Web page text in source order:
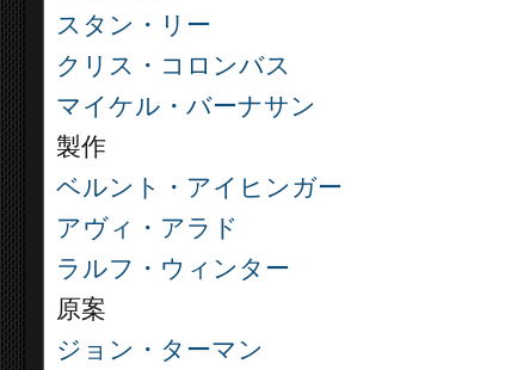
スタン・リー
クリス・コロンバス
マイケル・バーナサン
製作
ベルント・アイヒンガー
アヴィ・アラド
ラルフ・ウィンター
原案
ジョン・ターマン